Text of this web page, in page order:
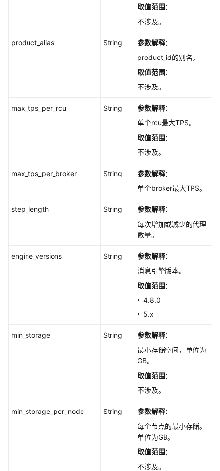
取值范围：
不涉及。
product_alias String 参数解释：
product_id的别名。
取值范围：
不涉及。
max_tps_per_rcu String 参数解释：
单个rcu最大TPS。
取值范围：
不涉及。
max_tps_per_broker String 参数解释：
单个broker最大TPS。
step_length String 参数解释：
每次增加或减少的代理
数量。
engine_versions String 参数解释：
消息引擎版本。
取值范围：
4.8.0
5.x
min_storage String 参数解释：
最小存储空间，单位为
GB。
取值范围：
不涉及。
min_storage_per_node String 参数解释：
每个节点的最小存储。
单位为GB。
取值范围：
不涉及。